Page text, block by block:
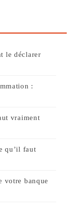
le déclarer
:
vraiment
qu’il faut
votre banque